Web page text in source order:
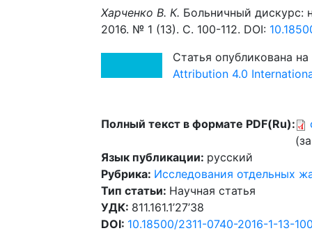
Харченко В. К. Больничный дискурс:
2016. № 1 (13). С. 100-112. DOI:
Статья опубликована
Attribution 4.0
Полный текст в формате PDF(Ru):
Язык публикации: русский
Рубрика: Исследования отдельных
Тип статьи: Научная статья
УДК: 811.161.1’27’38
DOI: 10.18500/2311-0740-2016-1-13-